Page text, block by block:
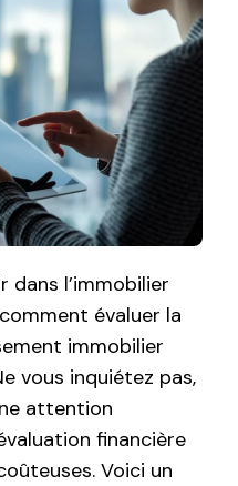
dans l’immobilier
évaluer la
immobilier
vous inquiétez pas,
attention
financière
Voici un